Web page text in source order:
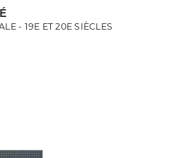
- 19E ET 20E SIÈCLES